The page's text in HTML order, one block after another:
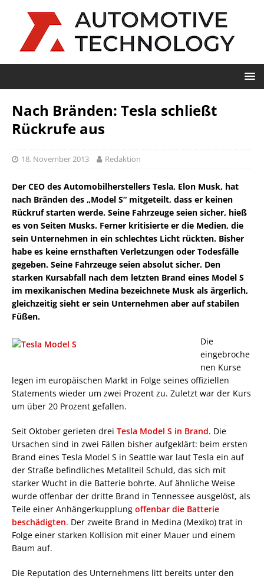
Nach Bränden: Tesla schließt
Rückrufe aus
18. November 2013 Redaktion
Der CEO des Automobilherstellers Tesla, Elon Musk, hat
nach Bränden des „Model S“ mitgeteilt, dass er keinen
Rückruf starten werde. Seine Fahrzeuge seien sicher, hieß
es von Seiten Musks. Ferner kritisierte er die Medien, die
sein Unternehmen in ein schlechtes Licht rückten. Bisher
habe es keine ernsthaften Verletzungen oder Todesfälle
gegeben. Seine Fahrzeuge seien absolut sicher. Den
starken Kursabfall nach dem letzten Brand eines Model S
im mexikanischen Medina bezeichnete Musk als ärgerlich,
gleichzeitig sieht er sein Unternehmen aber auf stabilen
Füßen.
Die
eingebroche
nen Kurse
legen im europäischen Markt in Folge seines offiziellen
Statements wieder um zwei Prozent zu. Zuletzt war der Kurs
um über 20 Prozent gefallen.
Seit Oktober gerieten drei Tesla Model S in Brand. Die
Ursachen sind in zwei Fällen bisher aufgeklärt: beim ersten
Brand eines Tesla Model S in Seattle war laut Tesla ein auf
der Straße befindliches Metallteil Schuld, das sich mit
starker Wucht in die Batterie bohrte. Auf ähnliche Weise
wurde offenbar der dritte Brand in Tennessee ausgelöst, als
Teile einer Anhängerkupplung offenbar die Batterie
beschädigten. Der zweite Brand in Medina (Mexiko) trat in
Folge einer starken Kollision mit einer Mauer und einem
Baum auf.
Die Reputation des Unternehmens litt bereits unter den